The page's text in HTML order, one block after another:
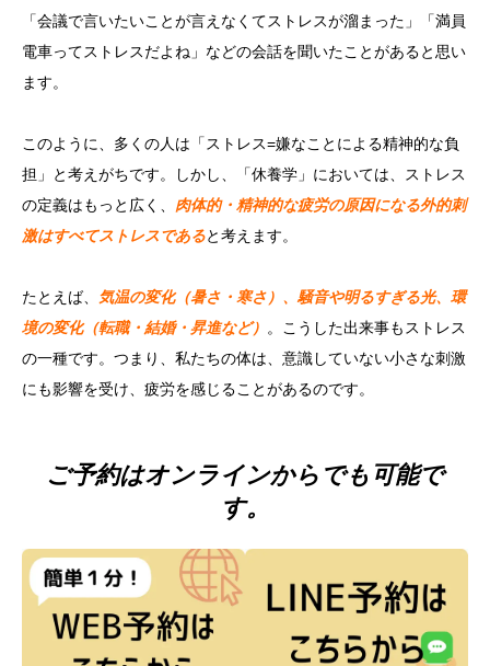
「会議で言いたいことが言えなくてストレスが溜まった」「満員
電車ってストレスだよね」などの会話を聞いたことがあると思い
ます。
このように、多くの人は「ストレス=嫌なことによる精神的な負
担」と考えがちです。しかし、「休養学」においては、ストレス
の定義はもっと広く、 肉体的・精神的な疲労の原因になる外的刺
激はすべてストレスであると考えます。
たとえば、 気温の変化（暑さ・寒さ）、騒音や明るすぎる光、環
境の変化（転職・結婚・昇進など） 。こうした出来事もストレス
の一種です。つまり、私たちの体は、意識していない小さな刺激
にも影響を受け、疲労を感じることがあるのです。
ご予約はオンラインからでも可能で
す。